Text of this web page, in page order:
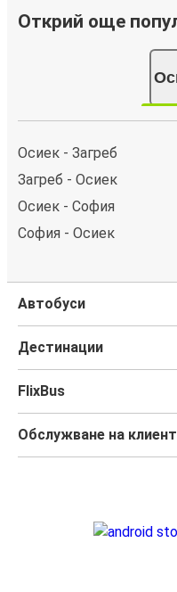
Открий още
Осиек - Загреб
Загреб - Осиек
Осиек - София
София - Осиек
Автобуси
Дестинации
FlixBus
Обслужване на